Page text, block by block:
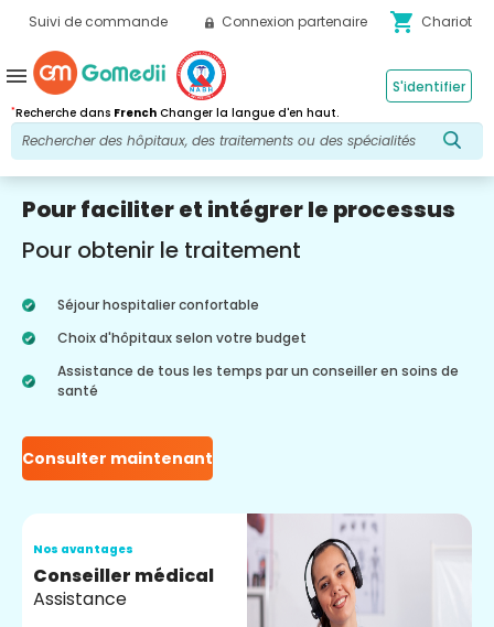
Suivi de commande Connexion partenaire shopping_cart Chariot
*Recherche dans French Changer la langue d'en haut.
S'identifier
menu
Pour faciliter et intégrer le processus
Pour obtenir le traitement
Séjour hospitalier confortable
Choix d'hôpitaux selon votre budget
Assistance de tous les temps par un conseiller en soins de
santé
Consulter maintenant
Nos avantages
Conseiller médical
Assistance